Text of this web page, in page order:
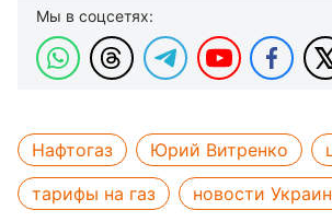
Мы в соцсетях:
Нафтогаз Юрий Витренко
тарифы на газ
новости